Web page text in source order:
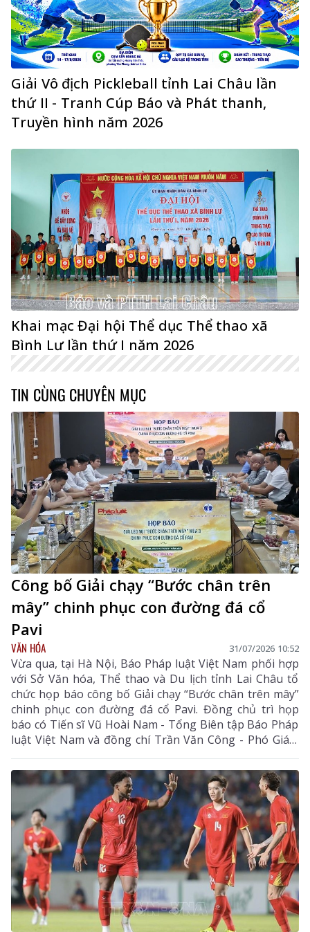
Giải Vô địch Pickleball tỉnh Lai Châu lần
thứ II - Tranh Cúp Báo và Phát thanh,
Truyền hình năm 2026
Khai mạc Đại hội Thể dục Thể thao xã
Bình Lư lần thứ I năm 2026
TIN CÙNG CHUYÊN MỤC
Công bố Giải chạy “Bước chân trên
mây” chinh phục con đường đá cổ
Pavi
VĂN HÓA 31/07/2026 10:52
Vừa qua, tại Hà Nội, Báo Pháp luật Việt Nam phối hợp
với Sở Văn hóa, Thể thao và Du lịch tỉnh Lai Châu tổ
chức họp báo công bố Giải chạy “Bước chân trên mây”
chinh phục con đường đá cổ Pavi. Đồng chủ trì họp
báo có Tiến sĩ Vũ Hoài Nam - Tổng Biên tập Báo Pháp
luật Việt Nam và đồng chí Trần Văn Công - Phó Giám
đốc Sở Văn hóa, Thể thao và Du lịch tỉnh Lai Châu.